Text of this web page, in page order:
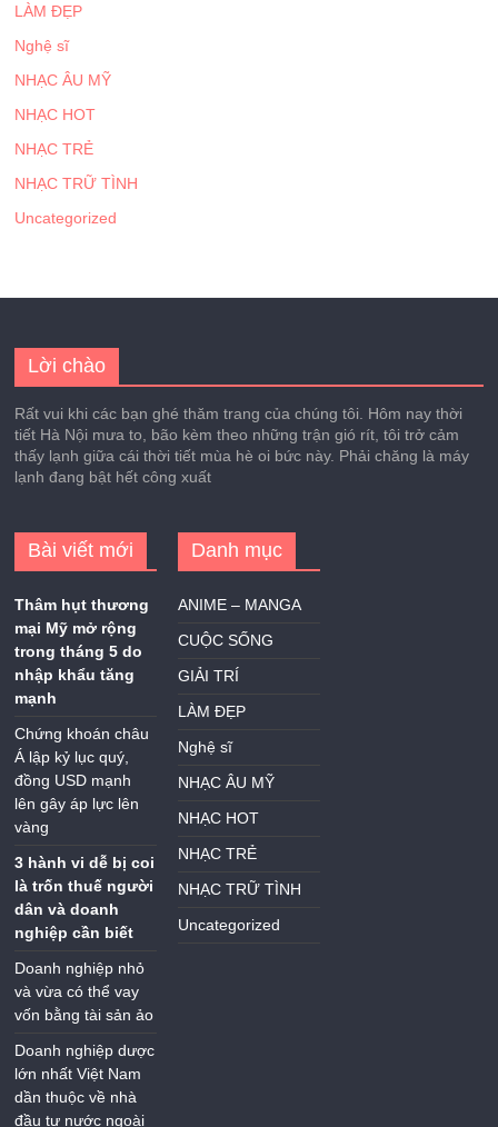
LÀM ĐẸP
Nghệ sĩ
NHẠC ÂU MỸ
NHẠC HOT
NHẠC TRẺ
NHẠC TRỮ TÌNH
Uncategorized
Lời chào
Rất vui khi các bạn ghé thăm trang của chúng tôi. Hôm nay thời
tiết Hà Nội mưa to, bão kèm theo những trận gió rít, tôi trở cảm
thấy lạnh giữa cái thời tiết mùa hè oi bức này. Phải chăng là máy
lạnh đang bật hết công xuất
Bài viết mới
Thâm hụt thương
mại Mỹ mở rộng
trong tháng 5 do
nhập khẩu tăng
mạnh
Chứng khoán châu
Á lập kỷ lục quý,
đồng USD mạnh
lên gây áp lực lên
vàng
3 hành vi dễ bị coi
là trốn thuế người
dân và doanh
nghiệp cần biết
Doanh nghiệp nhỏ
và vừa có thể vay
vốn bằng tài sản ảo
Doanh nghiệp dược
lớn nhất Việt Nam
dần thuộc về nhà
đầu tư nước ngoài
Danh mục
ANIME – MANGA
CUỘC SỐNG
GIẢI TRÍ
LÀM ĐẸP
Nghệ sĩ
NHẠC ÂU MỸ
NHẠC HOT
NHẠC TRẺ
NHẠC TRỮ TÌNH
Uncategorized